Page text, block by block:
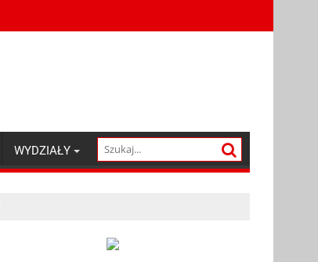
WYDZIAŁY